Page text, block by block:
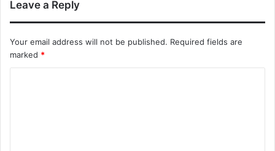
Leave a Reply
Your email address will not be published. Required fields are
marked *